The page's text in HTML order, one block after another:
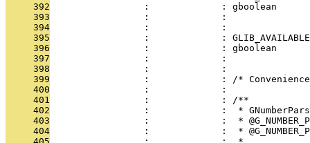
     392
:             : gboolean
     393
:             :
     394
                 :             :
     395
:             :
     396
:             : gboolean
     397
:             :
     398
                 :             :
     399
:             : /*
     400
                 :             :
     401
                 :             : /**
     402
:             :  *
     403
:             :  *
     404
:             :  *